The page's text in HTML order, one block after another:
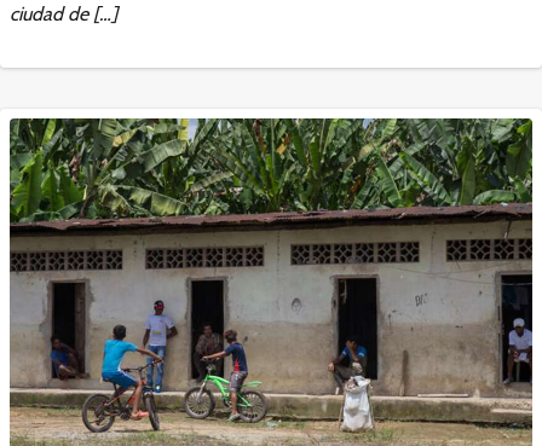
ciudad de […]